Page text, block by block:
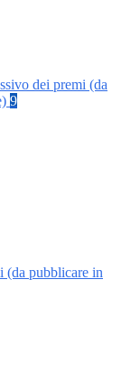
dei premi (da
9
(da pubblicare in